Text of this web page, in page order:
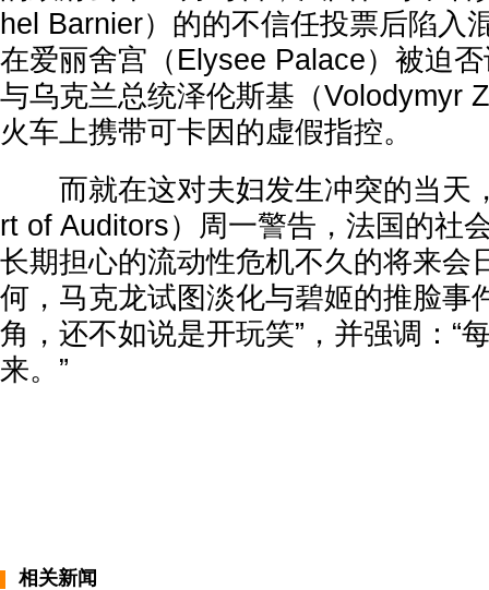
hel Barnier）的的不信任投票后陷入
在爱丽舍宫（Elysee Palace）被迫
与乌克兰总统泽伦斯基（Volodymyr
火车上携带可卡因的虚假指控。
而就在这对夫妇发生冲突的当天
rt of Auditors）周一警告，法国的社
长期担心的流动性危机不久的将来会
何，马克龙试图淡化与碧姬的推脸事
角，还不如说是开玩笑”，并强调：“
来。”
相关新闻